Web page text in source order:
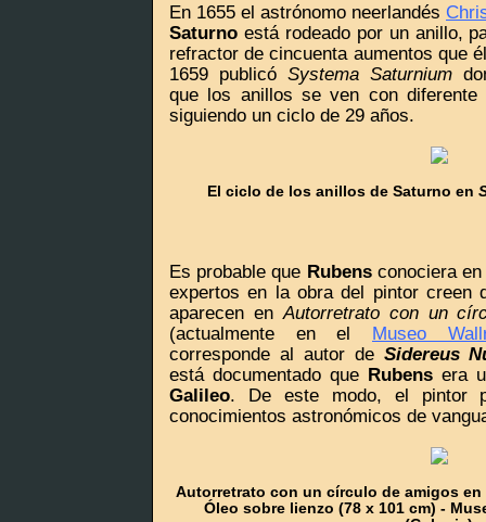
En 1655 el astrónomo neerlandés
Saturno está rodeado por un anillo,
refractor de cincuenta aumentos que
1659 publicó Systema Saturnium
que los anillos se ven con diferente
siguiendo un ciclo de 29 años.
El ciclo de los anillos de Saturno en
Es probable que Rubensconociera
expertos en la obra del pintor creen
aparecen en Autorretrato con un
(actualmente en el Museo
corresponde al autor de Sidereus
está documentado que Rubensera
Galileo. De este modo, el pintor
conocimientos astronómicos de
Autorretrato con un círculo de amigos en
Óleo sobre lienzo (78 x 101 cm) -